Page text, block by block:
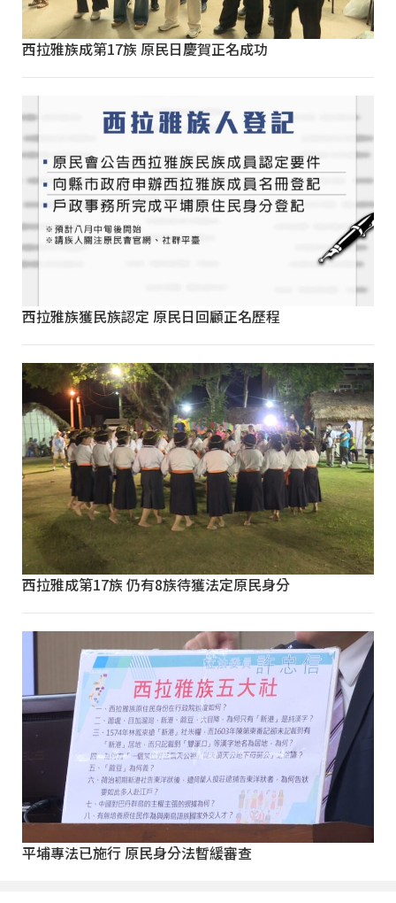
西拉雅族成第17族 原民日慶賀正名成功
西拉雅族獲民族認定 原民日回顧正名歷程
西拉雅成第17族 仍有8族待獲法定原民身分
平埔專法已施行 原民身分法暫緩審查